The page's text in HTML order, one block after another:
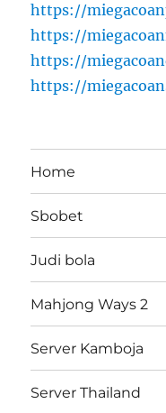
https://
https://
https://
https://
Home
Sbobet
Judi bola
Mahjong Ways 2
Server Kamboja
Server Thailand